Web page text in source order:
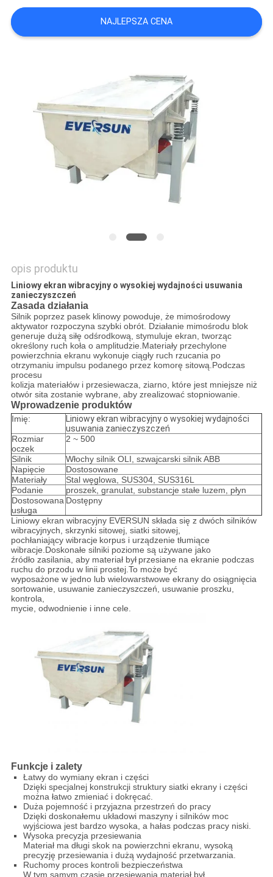
POPROSIĆ
O
STRONY
POLITYKA
PRYWATNOŚCI
NAJLEPSZA CENA
opis produktu
Liniowy ekran wibracyjny o wysokiej wydajności usuwania
zanieczyszczeń
Zasada działania
Silnik poprzez pasek klinowy powoduje, że mimośrodowy
aktywator rozpoczyna szybki obrót. Działanie mimośrodu blok
generuje dużą siłę odśrodkową, stymuluje ekran, tworząc
określony ruch koła o amplitudzie.Materiały przechylone
powierzchnia ekranu wykonuje ciągły ruch rzucania po
otrzymaniu impulsu podanego przez komorę sitową.Podczas
procesu
kolizja materiałów i przesiewacza, ziarno, które jest mniejsze niż
otwór sita zostanie wybrane, aby zrealizować stopniowanie.
Wprowadzenie produktów
Imię:
Liniowy ekran wibracyjny o wysokiej wydajności
usuwania zanieczyszczeń
Rozmiar
oczek
2 ~ 500
Silnik
Włochy silnik OLI, szwajcarski silnik ABB
Napięcie
Dostosowane
Materiały
Stal węglowa, SUS304, SUS316L
Podanie
proszek, granulat, substancje stałe luzem, płyn
Dostosowana
usługa
Dostępny
Liniowy ekran wibracyjny EVERSUN składa się z dwóch silników
wibracyjnych, skrzynki sitowej, siatki sitowej,
pochłaniający wibracje korpus i urządzenie tłumiące
wibracje.Doskonałe silniki poziome są używane jako
źródło zasilania, aby materiał był przesiane na ekranie podczas
ruchu do przodu w linii prostej.To może być
wyposażone w jedno lub wielowarstwowe ekrany do osiągnięcia
sortowanie, usuwanie zanieczyszczeń, usuwanie proszku,
kontrola,
mycie, odwodnienie i inne cele.
Funkcje i zalety
Łatwy do wymiany ekran i części
Dzięki specjalnej konstrukcji struktury siatki ekrany i części
można łatwo zmieniać i dokręcać.
Duża pojemność i przyjazna przestrzeń do pracy
Dzięki doskonałemu układowi maszyny i silników moc
wyjściowa jest bardzo wysoka, a hałas podczas pracy niski.
Wysoka precyzja przesiewania
Materiał ma długi skok na powierzchni ekranu, wysoką
precyzję przesiewania i dużą wydajność przetwarzania.
Ruchomy proces kontroli bezpieczeństwa
W tym samym czasie przesiewania materiał był